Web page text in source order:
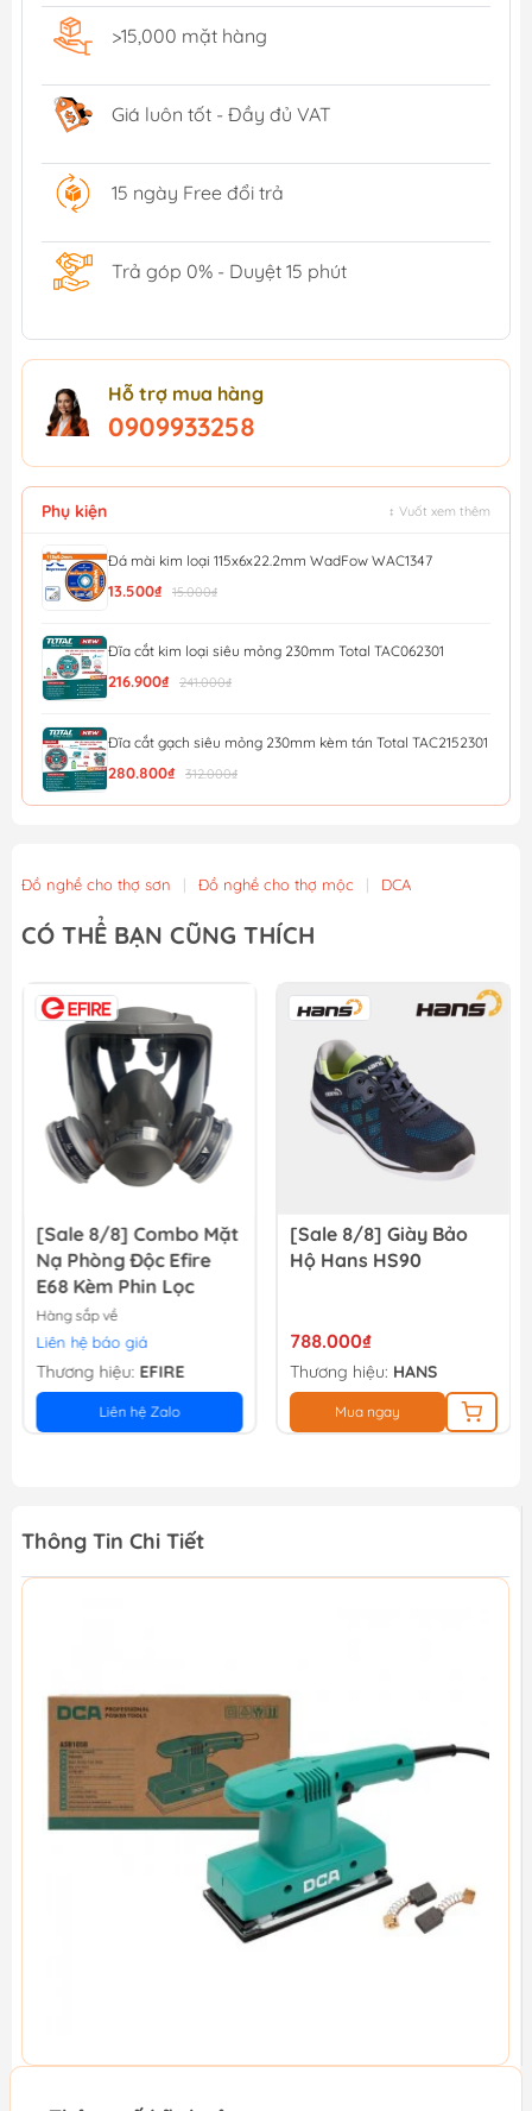
>15,000 mặt hàng
Giá luôn tốt - Đầy đủ VAT
15 ngày Free đổi trả
Trả góp 0% - Duyệt 15 phút
Hỗ trợ mua hàng
0909933258
Phụ kiện ↕ Vuốt xem thêm
Đá mài kim loại 115x6x22.2mm WadFow WAC1347
13.500₫ 15.000₫
Đĩa cắt kim loại siêu mỏng 230mm Total TAC062301
216.900₫ 241.000₫
Đĩa cắt gạch siêu mỏng 230mm kèm tán Total TAC2152301
280.800₫ 312.000₫
Đĩa cắt gạch siêu mỏng 125mm Total TAC061251
65.700₫
Đĩa cắt gạch siêu mỏng 105mm Total TAC061051
44.100₫ 49.000₫
Đồ nghề cho thợ sơn | Đồ nghề cho thợ mộc | DCA
CÓ THỂ BẠN CŨNG THÍCH
[Sale 8/8] Combo Mặt
Nạ Phòng Độc Efire
E68 Kèm Phin Lọc
Hàng sắp về
Liên hệ báo giá
Thương hiệu: EFIRE
Liên hệ Zalo
[Sale 8/8] Giày Bảo
Hộ Hans HS90
788.000₫
Thương hiệu: HANS
Mua ngay
Thông Tin Chi Tiết